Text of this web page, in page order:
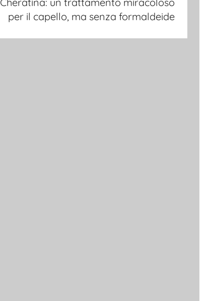
per il capello, ma senza formaldeide